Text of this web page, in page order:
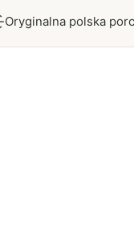
Oryginalna polska